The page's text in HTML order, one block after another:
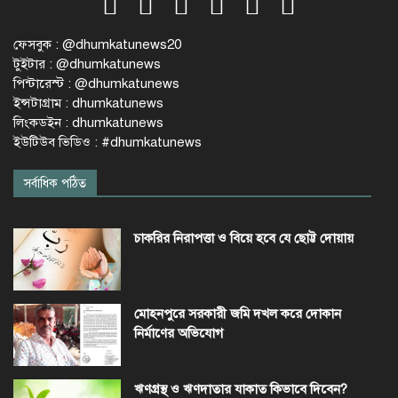
ফেসবুক : @dhumkatunews20
টুইটার : @dhumkatunews
পিন্টারেস্ট : @dhumkatunews
ইন্সটাগ্রাম : dhumkatunews
লিংকডইন : dhumkatunews
ইউটিউব ভিডিও : #dhumkatunews
সর্বাধিক পঠিত
চাকরির নিরাপত্তা ও বিয়ে হবে যে ছোট্ট দোয়ায়
মোহনপুরে সরকারী জমি দখল করে দোকান
নির্মাণের অভিযোগ
ঋণগ্রস্থ ও ঋণদাতার যাকাত কিভাবে দিবেন?